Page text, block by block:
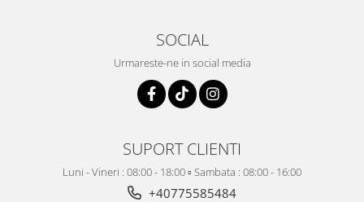
SOCIAL
Urmareste-ne in social media
SUPORT CLIENTI
Luni - Vineri : 08:00 - 18:00 ▫️ Sambata : 08:00 - 16:00
+40775585484